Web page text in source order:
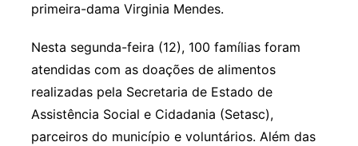
primeira-dama Virginia Mendes.
Nesta segunda-feira (12), 100 famílias foram
atendidas com as doações de alimentos
realizadas pela Secretaria de Estado de
Assistência Social e Cidadania (Setasc),
parceiros do município e voluntários. Além das